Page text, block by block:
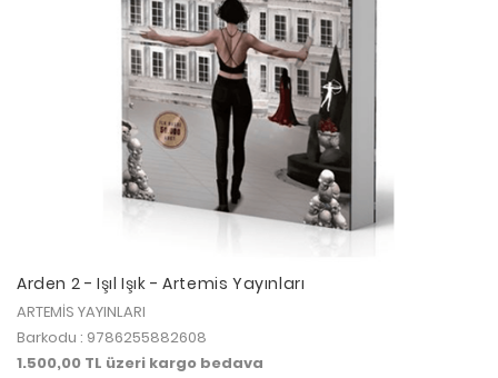
Arden 2 - Işıl Işık - Artemis Yayınları
ARTEMİS YAYINLARI
Barkodu : 9786255882608
1.500,00 TL üzeri kargo bedava